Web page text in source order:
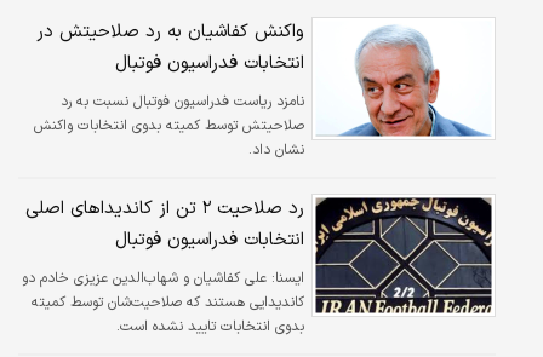
که آن هم با رای استیناف کاهش پیدا کرده است.
واکنش کفاشیان به رد صلاحیتش در
انتخابات فدراسیون فوتبال
نامزد ریاست فدراسیون فوتبال نسبت به رد
صلاحیتش توسط کمیته بدوی انتخابات واکنش
نشان داد.
رد صلاحیت ۲ تن از کاندیداهای اصلی
انتخابات فدراسیون فوتبال
ايسنا: علی کفاشیان و شهاب‌الدین عزیزی خادم دو
کاندیدایی هستند که صلاحیت‌شان توسط کمیته
بدوی انتخابات تایید نشده است.